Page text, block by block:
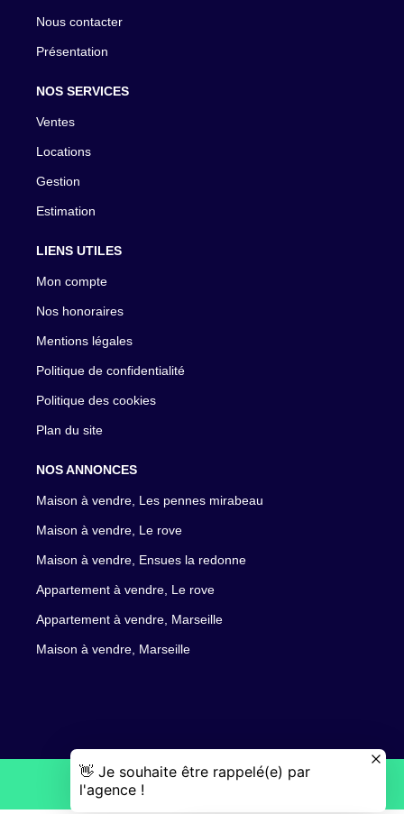
Nous contacter
Présentation
NOS SERVICES
Ventes
Locations
Gestion
Estimation
LIENS UTILES
Mon compte
Nos honoraires
Mentions légales
Politique de confidentialité
Politique des cookies
Plan du site
NOS ANNONCES
Maison à vendre, Les pennes mirabeau
Maison à vendre, Le rove
Maison à vendre, Ensues la redonne
Appartement à vendre, Le rove
Appartement à vendre, Marseille
Maison à vendre, Marseille